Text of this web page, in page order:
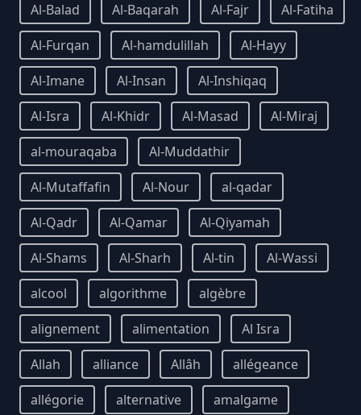
Al-Balad
Al-Baqarah Al-Fajr
Al-Fatiha
Al-Furqan
Al-hamdulillah
Al-Hayy
Al-Imane
Al-Insan
Al-Inshiqaq
Al-Isra
Al-Khidr Al-Masad
Al-Miraj
al-mouraqaba
Al-Muddathir
Al-Mutaffafin
Al-Nour
al-qadar
Al-Qadr
Al-Qamar
Al-Qiyamah
Al-Shams
Al-Sharh Al-tin
Al-Wassi
alcool
algorithme
algèbre
alignement
alimentation
Al Isra
Allah
alliance Allâh
allégeance
allégorie
alternative
amalgame